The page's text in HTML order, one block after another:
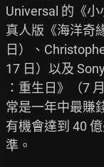
Universal 的《
真人版《海洋奇
日）、
17 日）以及
：重生日》（7
常是一年中最賺
有機會達到 40
準。